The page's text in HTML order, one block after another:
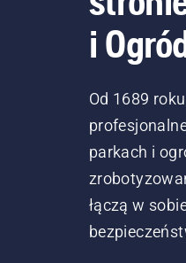
i
Od 1689
parkach i
łączą w